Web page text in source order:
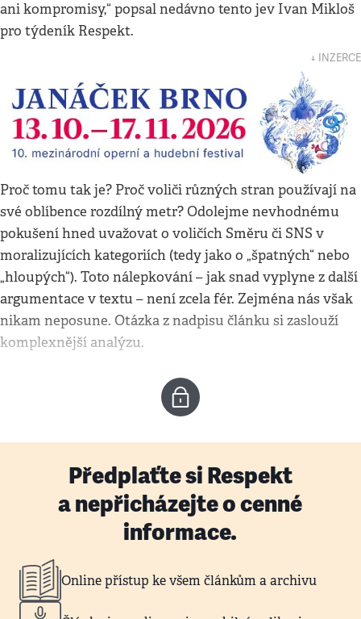
ani kompromisy,“ popsal nedávno tento jev Ivan Mikloš
pro týdeník Respekt.
↓ INZERCE
Proč tomu tak je? Proč voliči různých stran používají na
své oblíbence rozdílný metr? Odolejme nevhodnému
pokušení hned uvažovat o voličích Směru či SNS v
moralizujících kategoriích (tedy jako o „špatných“ nebo
„hloupých“). Toto nálepkování – jak snad vyplyne z další
argumentace v textu – není zcela fér. Zejména nás však
nikam neposune. Otázka z nadpisu článku si zaslouží
komplexnější analýzu.
Předplaťte si Respekt
a nepřicházejte o cenné
informace.
Online přístup ke všem článkům a archivu